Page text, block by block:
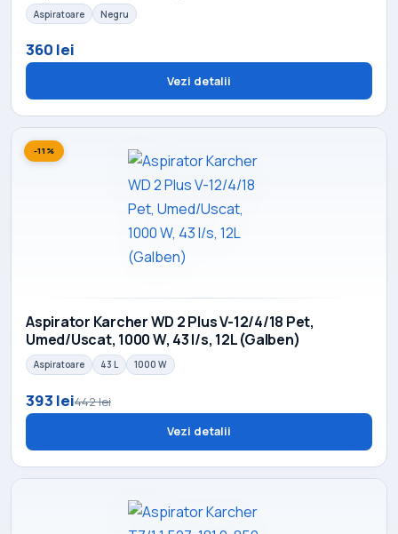
Aspiratoare Negru
360 lei
Vezi detalii
-11%
Aspirator Karcher WD 2 Plus V-12/4/18 Pet,
Umed/Uscat, 1000 W, 43 l/s, 12L (Galben)
Aspiratoare 43 L 1000 W
393 lei442 lei
Vezi detalii